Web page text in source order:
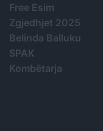
Free Esim
Zgjedhjet 2025
Belinda Balluku
SPAK
Kombëtarja